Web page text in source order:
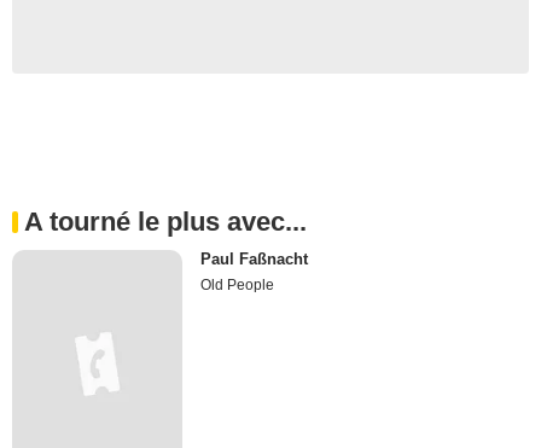
A tourné le plus avec...
Paul Faßnacht
Old People